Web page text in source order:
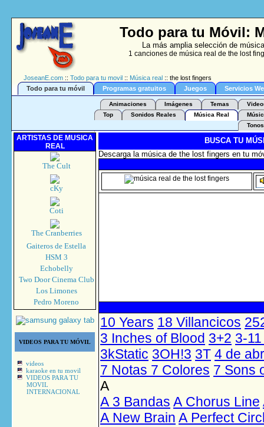
Todo para tu Móvil:
La más amplia selección de
1 canciones de música real de the lost
JoseanE.com :: Todo para tu movil :: Música real :: the lost fingers
Todo para tu móvil
Programas gratuitos Juegos Servicios
Animaciones Imágenes Temas
Top
Sonidos Reales Música Real
Tonos
ARTISTAS DE MUSICA
REAL
The Cult
cKy
Coti
The Cranberries
Gaiteros de Estella
HSM 3
Echobelly
Two Door Cinema Club
Los Limones
Pedro Moreno
VIDEOS PARA TU MÓVIL
videos
karaoke en tu movil
VIDEOS PARA TU
MOVIL
INTERNACIONAL
BUSCA TU
Descarga la música de the lost fingers en tu